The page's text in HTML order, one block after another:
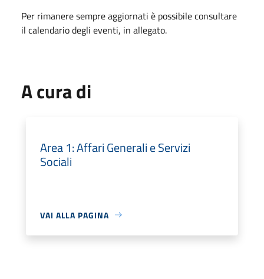
Per rimanere sempre aggiornati è possibile consultare
il calendario degli eventi, in allegato.
A cura di
Area 1: Affari Generali e Servizi
Sociali
VAI ALLA PAGINA